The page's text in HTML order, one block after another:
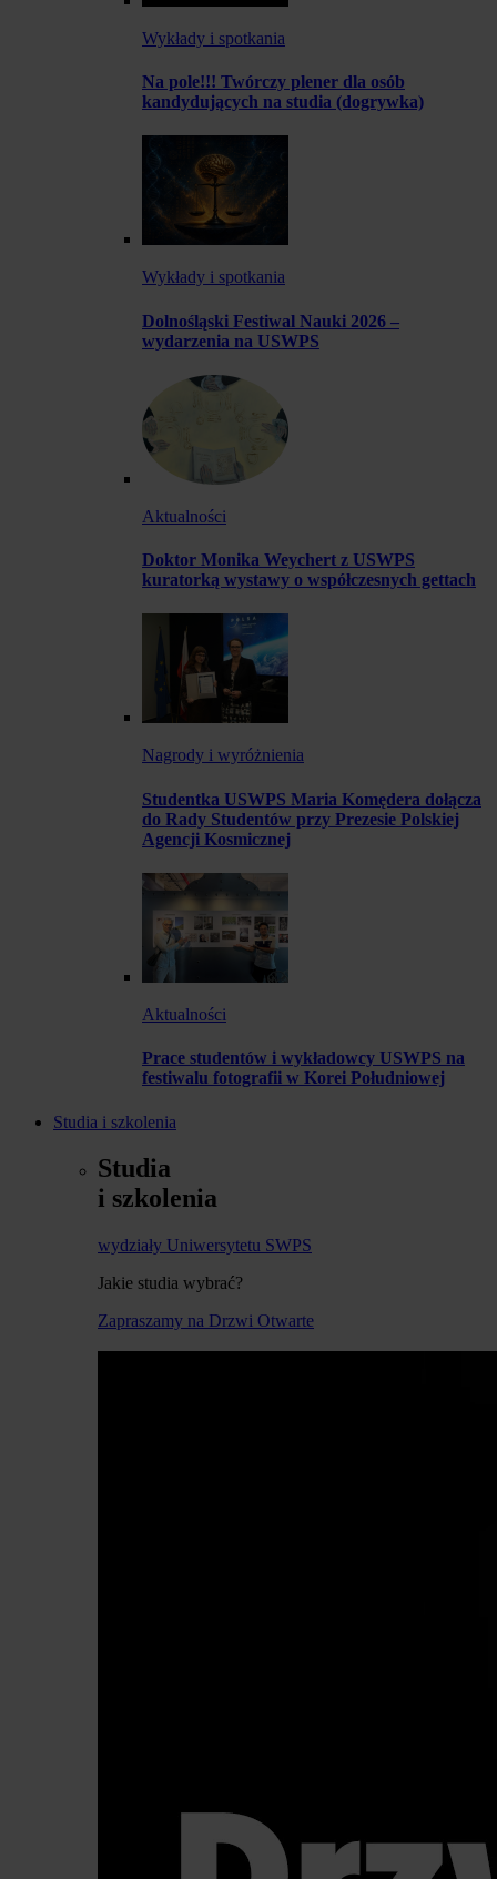
Wykłady i spotkania
Na pole!!! Twórczy plener dla osób
kandydujących na studia (dogrywka)
Wykłady i spotkania
Dolnośląski Festiwal Nauki 2026 –
wydarzenia na USWPS
Aktualności
Doktor Monika Weychert z USWPS
kuratorką wystawy o współczesnych gettach
Nagrody i wyróżnienia
Studentka USWPS Maria Komędera dołącza
do Rady Studentów przy Prezesie Polskiej
Agencji Kosmicznej
Aktualności
Prace studentów i wykładowcy USWPS na
festiwalu fotografii w Korei Południowej
Studia i szkolenia
Studia
i szkolenia
wydziały Uniwersytetu SWPS
Jakie studia wybrać?
Zapraszamy na Drzwi Otwarte